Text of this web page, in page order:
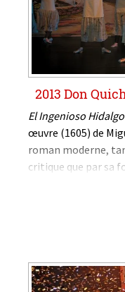
2013 Don
El Ingenioso
œuvre (1605) de
roman moderne,
critique que par sa